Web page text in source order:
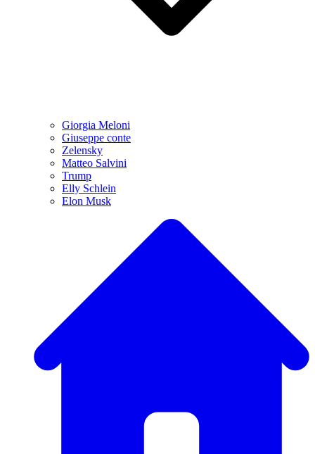
Giorgia Meloni
Giuseppe conte
Zelensky
Matteo Salvini
Trump
Elly Schlein
Elon Musk